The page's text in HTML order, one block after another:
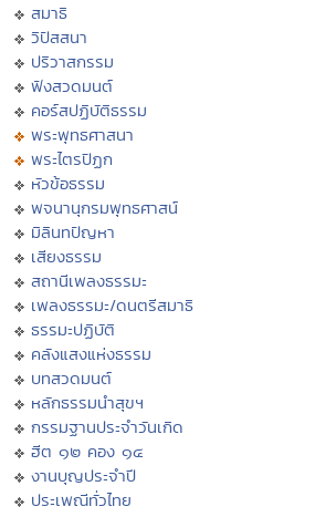
สมาธิ
วิปัสสนา
ปริวาสกรรม
ฟังสวดมนต์
คอร์สปฏิบัติธรรม
พระพุทธศาสนา
พระไตรปิฏก
หัวข้อธรรม
พจนานุกรมพุทธศาสน์
มิลินทปัญหา
เสียงธรรม
สถานีเพลงธรรมะ
เพลงธรรมะ/ดนตรีสมาธิ
ธรรมะปฏิบัติ
คลังแสงแห่งธรรม
บทสวดมนต์
หลักธรรมนำสุขฯ
กรรมฐานประจำวันเกิด
ฮีต ๑๒ คอง ๑๔
งานบุญประจำปี
ประเพณีทั่วไทย